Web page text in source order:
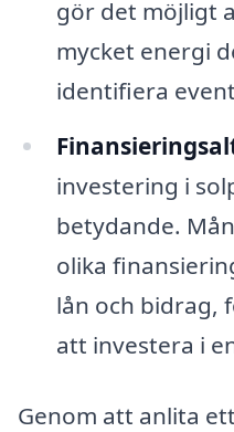
gör det möjligt
mycket energi
identifiera
investering i
betydande.
olika
lån och bidrag,
att investera i
Genom att anlita